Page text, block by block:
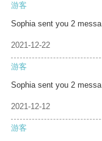
游客
Sophia sent you 2 messa
2021-12-22
游客
Sophia sent you 2 messa
2021-12-12
游客